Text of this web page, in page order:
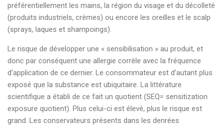
préférentiellement les mains, la région du visage et du décolleté
(produits industriels, crèmes) ou encore les oreilles et le scalp
(sprays, laques et shampoings).
Le risque de développer une « sensibilisation » au produit, et
donc par conséquent une allergie corrèle avec la fréquence
d’application de ce dernier. Le consommateur est d’autant plus
exposé que la substance est ubiquitaire. La littérature
scientifique a établi de ce fait un quotient (SEQ= sensitization
exposure quotient). Plus celui-ci est élevé, plus le risque est
grand. Les conservateurs présents dans les denrées